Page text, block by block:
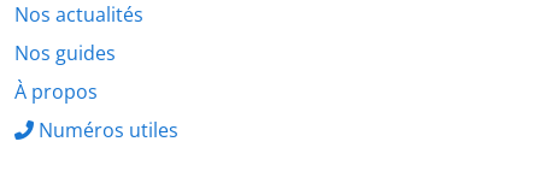
Nos actualités
Nos guides
À propos
Numéros utiles